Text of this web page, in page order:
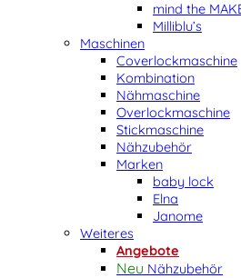
mind the
Milliblu’s
Maschinen
Coverlockmaschine
Kombination
Nähmaschine
Overlockmaschine
Stickmaschine
Nähzubehör
Marken
baby lock
Elna
Janome
Weiteres
Angebote
Nähzubehör